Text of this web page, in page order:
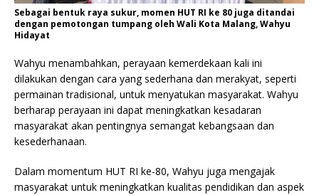
Sebagai bentuk raya sukur, momen HUT RI ke 80 juga ditandai
dengan pemotongan tumpang oleh Wali Kota Malang, Wahyu
Hidayat
Wahyu menambahkan, perayaan kemerdekaan kali ini
dilakukan dengan cara yang sederhana dan merakyat, seperti
permainan tradisional, untuk menyatukan masyarakat. Wahyu
berharap perayaan ini dapat meningkatkan kesadaran
masyarakat akan pentingnya semangat kebangsaan dan
kesederhanaan.
Dalam momentum HUT RI ke-80, Wahyu juga mengajak
masyarakat untuk meningkatkan kualitas pendidikan dan aspek